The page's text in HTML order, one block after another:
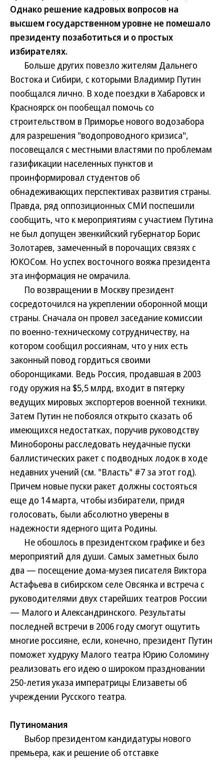
Однако решение кадровых вопросов на
высшем государственном уровне не помешало
президенту позаботиться и о простых
избирателях.
Больше других повезло жителям Дальнего
Востока и Сибири, с которыми Владимир Путин
пообщался лично. В ходе поездки в Хабаровск и
Красноярск он пообещал помочь со
строительством в Приморье нового водозабора
для разрешения "водопроводного кризиса",
посовещался с местными властями по проблемам
газификации населенных пунктов и
проинформировал студентов об
обнадеживающих перспективах развития страны.
Правда, ряд оппозиционных СМИ поспешили
сообщить, что к мероприятиям с участием Путина
не был допущен эвенкийский губернатор Борис
Золотарев, замеченный в порочащих связях с
ЮКОСом. Но успех восточного вояжа президента
эта информация не омрачила.
По возвращении в Москву президент
сосредоточился на укреплении оборонной мощи
страны. Сначала он провел заседание комиссии
по военно-техническому сотрудничеству, на
котором сообщил россиянам, что у них есть
законный повод гордиться своими
оборонщиками. Ведь Россия, продавшая в 2003
году оружия на $5,5 млрд, входит в пятерку
ведущих мировых экспортеров военной техники.
Затем Путин не побоялся открыто сказать об
имеющихся недостатках, поручив руководству
Минобороны расследовать неудачные пуски
баллистических ракет с подводных лодок в ходе
недавних учений (см. "Власть" #7 за этот год).
Причем новые пуски ракет должны состояться
еще до 14 марта, чтобы избиратели, придя
голосовать, были абсолютно уверены в
надежности ядерного щита Родины.
Не обошлось в президентском графике и без
мероприятий для души. Самых заметных было
два — посещение дома-музея писателя Виктора
Астафьева в сибирском селе Овсянка и встреча с
руководителями двух старейших театров России
— Малого и Александринского. Результаты
последней встречи в 2006 году смогут ощутить
многие россияне, если, конечно, президент Путин
поможет худруку Малого театра Юрию Соломину
реализовать его идею о широком праздновании
250-летия указа императрицы Елизаветы об
учреждении Русского театра.
Путиномания
Выбор президентом кандидатуры нового
премьера, как и решение об отставке